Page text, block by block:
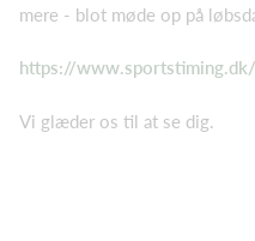
mere - blot møde op på
https://
Vi glæder os til at se dig.